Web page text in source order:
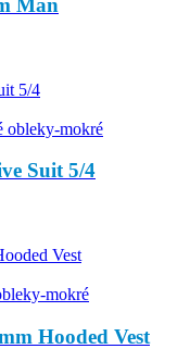
Man
obleky-mokré
Suit 5/4
mokré
Hooded Vest